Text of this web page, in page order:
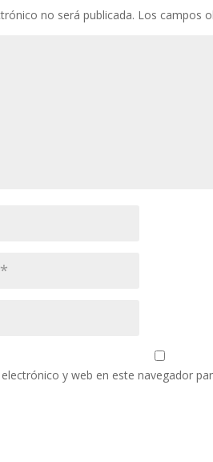
no será publicada. Los campos
y web en este navegador